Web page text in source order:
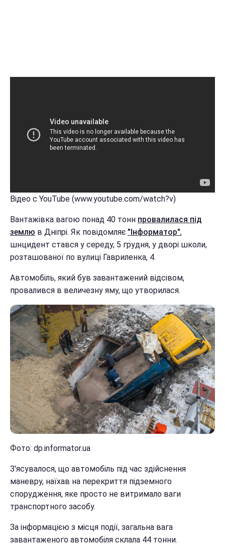
Відео с YouTube (www.youtube.com/watch?v)
Вантажівка вагою понад 40 тонн провалилася під
землю в Дніпрі. Як повідомляє "Інформатор",
шнцидент стався у середу, 5 грудня, у дворі школи,
розташованої по вулиці Гавриленка, 4.
Автомобіль, який був завантажений відсівом,
провалився в величезну яму, що утворилася.
Фото: dp.informator.ua
З'ясувалося, що автомобіль під час здійснення
маневру, наїхав на перекриття підземного
спорудження, яке просто не витримало ваги
транспортного засобу.
За інформацією з місця події, загальна вага
завантаженого автомобіля склала 44 тонни.